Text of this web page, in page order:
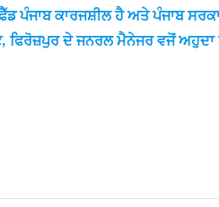
ਪੰਜਾਬ ਕਾਰਜਸ਼ੀਲ ਹੈ ਅਤੇ ਪੰਜਾਬ
ਫਿਰੋਜ਼ਪੁਰ ਦੇ ਜਨਰਲ ਮੈਨੇਜਰ ਵਜੋਂ